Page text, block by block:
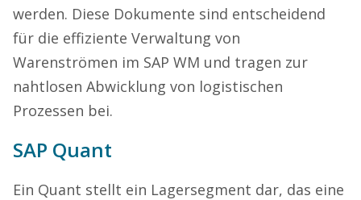
werden. Diese Dokumente sind entscheidend
für die effiziente Verwaltung von
Warenströmen im SAP WM und tragen zur
nahtlosen Abwicklung von logistischen
Prozessen bei.
SAP Quant
Ein Quant stellt ein Lagersegment dar, das eine